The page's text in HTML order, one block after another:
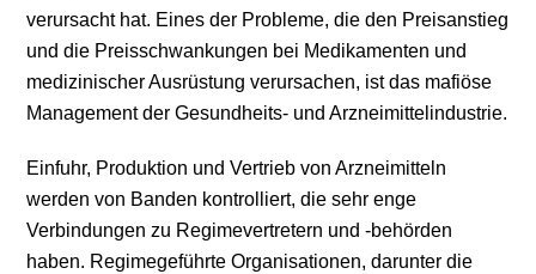
verursacht hat. Eines der Probleme, die den Preisanstieg
und die Preisschwankungen bei Medikamenten und
medizinischer Ausrüstung verursachen, ist das mafiöse
Management der Gesundheits- und Arzneimittelindustrie.
Einfuhr, Produktion und Vertrieb von Arzneimitteln
werden von Banden kontrolliert, die sehr enge
Verbindungen zu Regimevertretern und -behörden
haben. Regimegeführte Organisationen, darunter die